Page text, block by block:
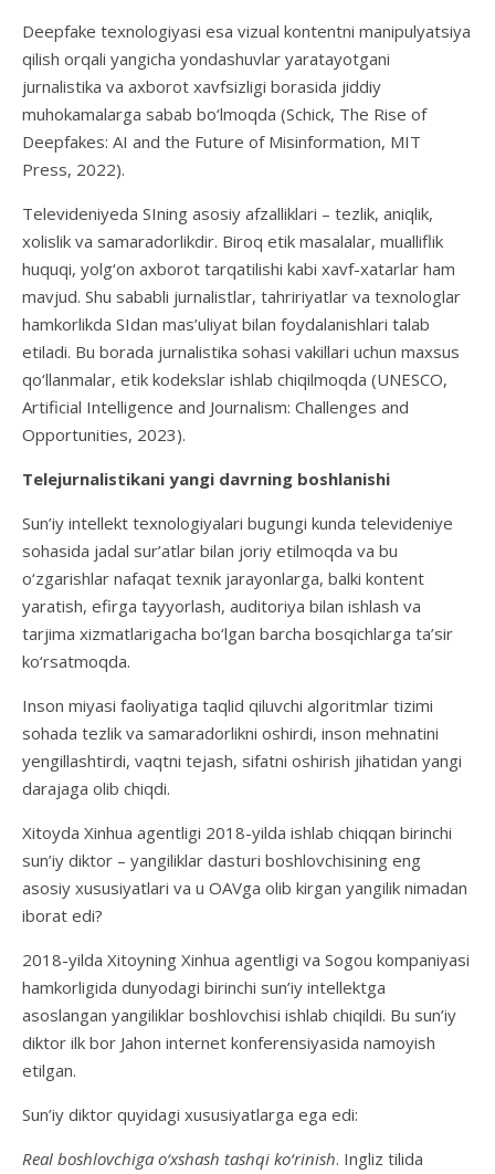
Deepfake texnologiyasi esa vizual kontentni manipulyatsiya
qilish orqali yangicha yondashuvlar yaratayotgani
jurnalistika va axborot xavfsizligi borasida jiddiy
muhokamalarga sabab bo‘lmoqda (Schick, The Rise of
Deepfakes: AI and the Future of Misinformation, MIT
Press, 2022).
Televideniyeda SIning asosiy afzalliklari – tezlik, aniqlik,
xolislik va samaradorlikdir. Biroq etik masalalar, mualliflik
huquqi, yolg‘on axborot tarqatilishi kabi xavf-xatarlar ham
mavjud. Shu sababli jurnalistlar, tahririyatlar va texnologlar
hamkorlikda SIdan mas’uliyat bilan foydalanishlari talab
etiladi. Bu borada jurnalistika sohasi vakillari uchun maxsus
qo‘llanmalar, etik kodekslar ishlab chiqilmoqda (UNESCO,
Artificial Intelligence and Journalism: Challenges and
Opportunities, 2023).
Telejurnalistikani yangi davrning boshlanishi
Sun’iy intellekt texnologiyalari bugungi kunda televideniye
sohasida jadal sur’atlar bilan joriy etilmoqda va bu
o‘zgarishlar nafaqat texnik jarayonlarga, balki kontent
yaratish, efirga tayyorlash, auditoriya bilan ishlash va
tarjima xizmatlarigacha bo‘lgan barcha bosqichlarga ta’sir
ko‘rsatmoqda.
Inson miyasi faoliyatiga taqlid qiluvchi algoritmlar tizimi
sohada tezlik va samaradorlikni oshirdi, inson mehnatini
yengillashtirdi, vaqtni tejash, sifatni oshirish jihatidan yangi
darajaga olib chiqdi.
Xitoyda Xinhua agentligi 2018-yilda ishlab chiqqan birinchi
sun’iy diktor – yangiliklar dasturi boshlovchisining eng
asosiy xususiyatlari va u OAVga olib kirgan yangilik nimadan
iborat edi?
2018-yilda Xitoyning Xinhua agentligi va Sogou kompaniyasi
hamkorligida dunyodagi birinchi sun’iy intellektga
asoslangan yangiliklar boshlovchisi ishlab chiqildi. Bu sun’iy
diktor ilk bor Jahon internet konferensiyasida namoyish
etilgan.
Sun’iy diktor quyidagi xususiyatlarga ega edi:
Real boshlovchiga o‘xshash tashqi ko‘rinish. Ingliz tilida